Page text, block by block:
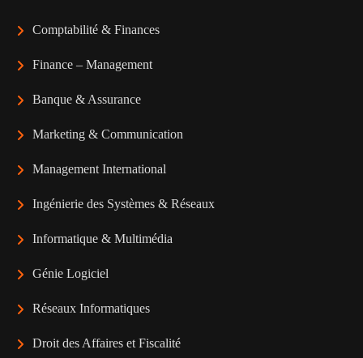
Comptabilité & Finances
Finance – Management
Banque & Assurance
Marketing & Communication
Management International
Ingénierie des Systèmes & Réseaux
Informatique & Multimédia
Génie Logiciel
Réseaux Informatiques
Droit des Affaires et Fiscalité